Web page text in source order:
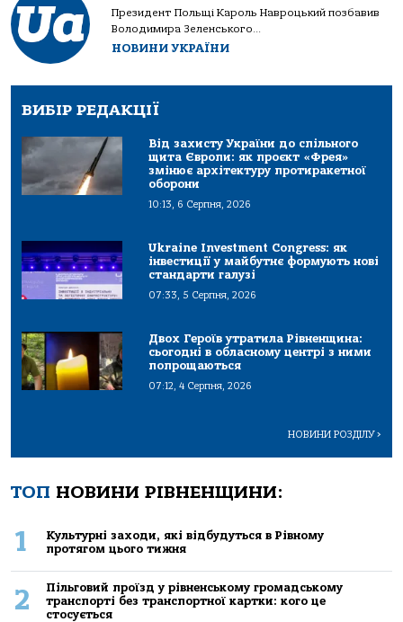
Президент Польщі Кароль Навроцький позбавив
Володимира Зеленського...
НОВИНИ УКРАЇНИ
ВИБІР РЕДАКЦІЇ
Від захисту України до спільного
щита Європи: як проєкт «Фрея»
змінює архітектуру протиракетної
оборони
10:13, 6 Серпня, 2026
Ukraine Investment Congress: як
інвестиції у майбутнє формують нові
стандарти галузі
07:33, 5 Серпня, 2026
Двох Героїв утратила Рівненщина:
сьогодні в обласному центрі з ними
попрощаються
07:12, 4 Серпня, 2026
НОВИНИ РОЗДІЛУ>
ТОП НОВИНИ РІВНЕНЩИНИ:
1
Культурні заходи, які відбудуться в Рівному
протягом цього тижня
2
Пільговий проїзд у рівненському громадському
транспорті без транспортної картки: кого це
стосується